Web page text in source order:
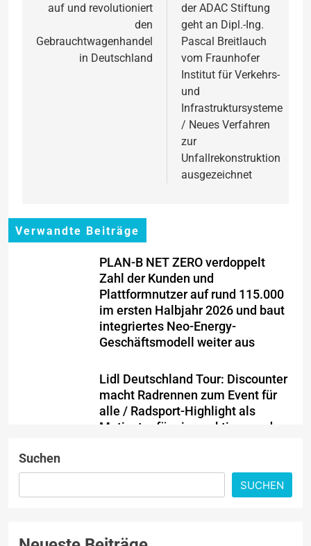
auf und revolutioniert
den
Gebrauchtwagenhandel
in Deutschland
der ADAC Stiftung
geht an Dipl.-Ing.
Pascal Breitlauch
vom Fraunhofer
Institut für Verkehrs-
und
Infrastruktursysteme
/ Neues Verfahren
zur
Unfallrekonstruktion
ausgezeichnet
Verwandte Beiträge
PLAN-B NET ZERO verdoppelt
Zahl der Kunden und
Plattformnutzer auf rund 115.000
im ersten Halbjahr 2026 und baut
integriertes Neo-Energy-
Geschäftsmodell weiter aus
Lidl Deutschland Tour: Discounter
macht Radrennen zum Event für
alle / Radsport-Highlight als
Motivator für einen aktiven und
Ein Jahrzehnt jenseits aller
Grenzen: AKKO feiert 10-jähriges
Suchen
SUCHEN